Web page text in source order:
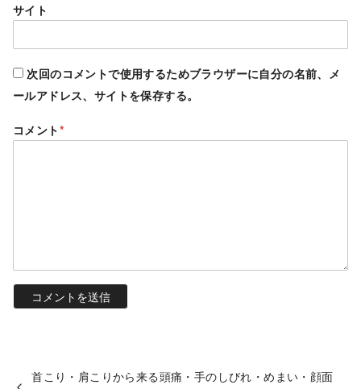
サイト
次回のコメントで使用するためブラウザーに自分の名前、メ
ールアドレス、サイトを保存する。
コメント*
首こり・肩こりから来る頭痛・手のしびれ・めまい・顔面